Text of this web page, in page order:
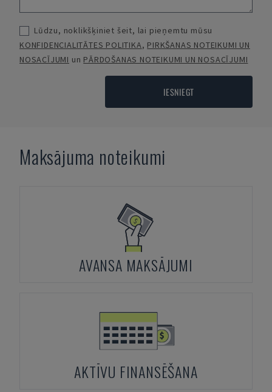
Lūdzu, noklikšķiniet šeit, lai pieņemtu mūsu
KONFIDENCIALITĀTES POLITIKA, PIRKŠANAS NOTEIKUMI UN
NOSACĪJUMI un PĀRDOŠANAS NOTEIKUMI UN NOSACĪJUMI
IESNIEGT
Maksājuma noteikumi
AVANSA MAKSĀJUMI
AKTĪVU FINANSĒŠANA